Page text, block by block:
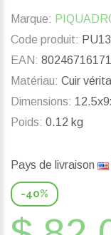
Marque:
Code produit:
EAN:
Matériau: Cuir
Dimensions:
Poids: 0.12 kg
Pays de livraison
-40%